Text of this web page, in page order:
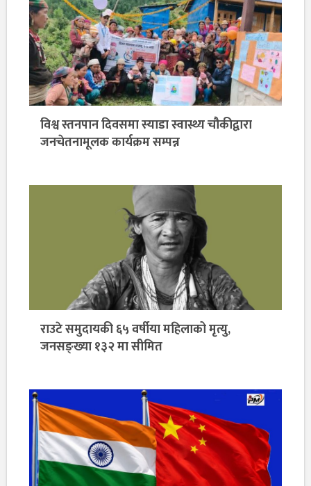
विश्व स्तनपान दिवसमा स्याडा स्वास्थ्य चौकीद्वारा
जनचेतनामूलक कार्यक्रम सम्पन्न
राउटे समुदायकी ६५ वर्षीया महिलाको मृत्यु,
जनसङ्ख्या १३२ मा सीमित